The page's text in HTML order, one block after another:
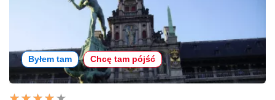
Byłem tam Chcę tam pójść